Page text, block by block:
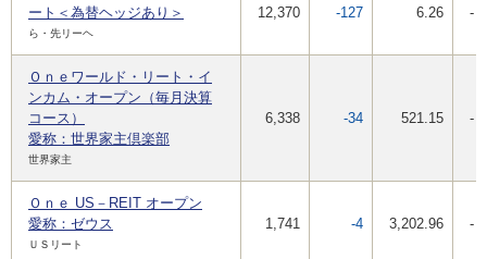
ート＜為替ヘッジあり＞
ら・先リーヘ
12,370 -127 6.26 -
Ｏｎｅワールド・リート・イ
ンカム・オープン（毎月決算
コース）
愛称：世界家主倶楽部
世界家主
6,338 -34 521.15 -
Ｏｎｅ US－REIT オープン
愛称：ゼウス
ＵＳリート
1,741 -4 3,202.96 -